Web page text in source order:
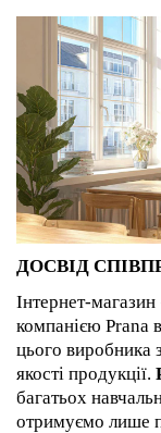
ДОСВІД
Інтернет-
компанією Prana
цього виробника
якості продукції.
багатьох
отримуємо лише